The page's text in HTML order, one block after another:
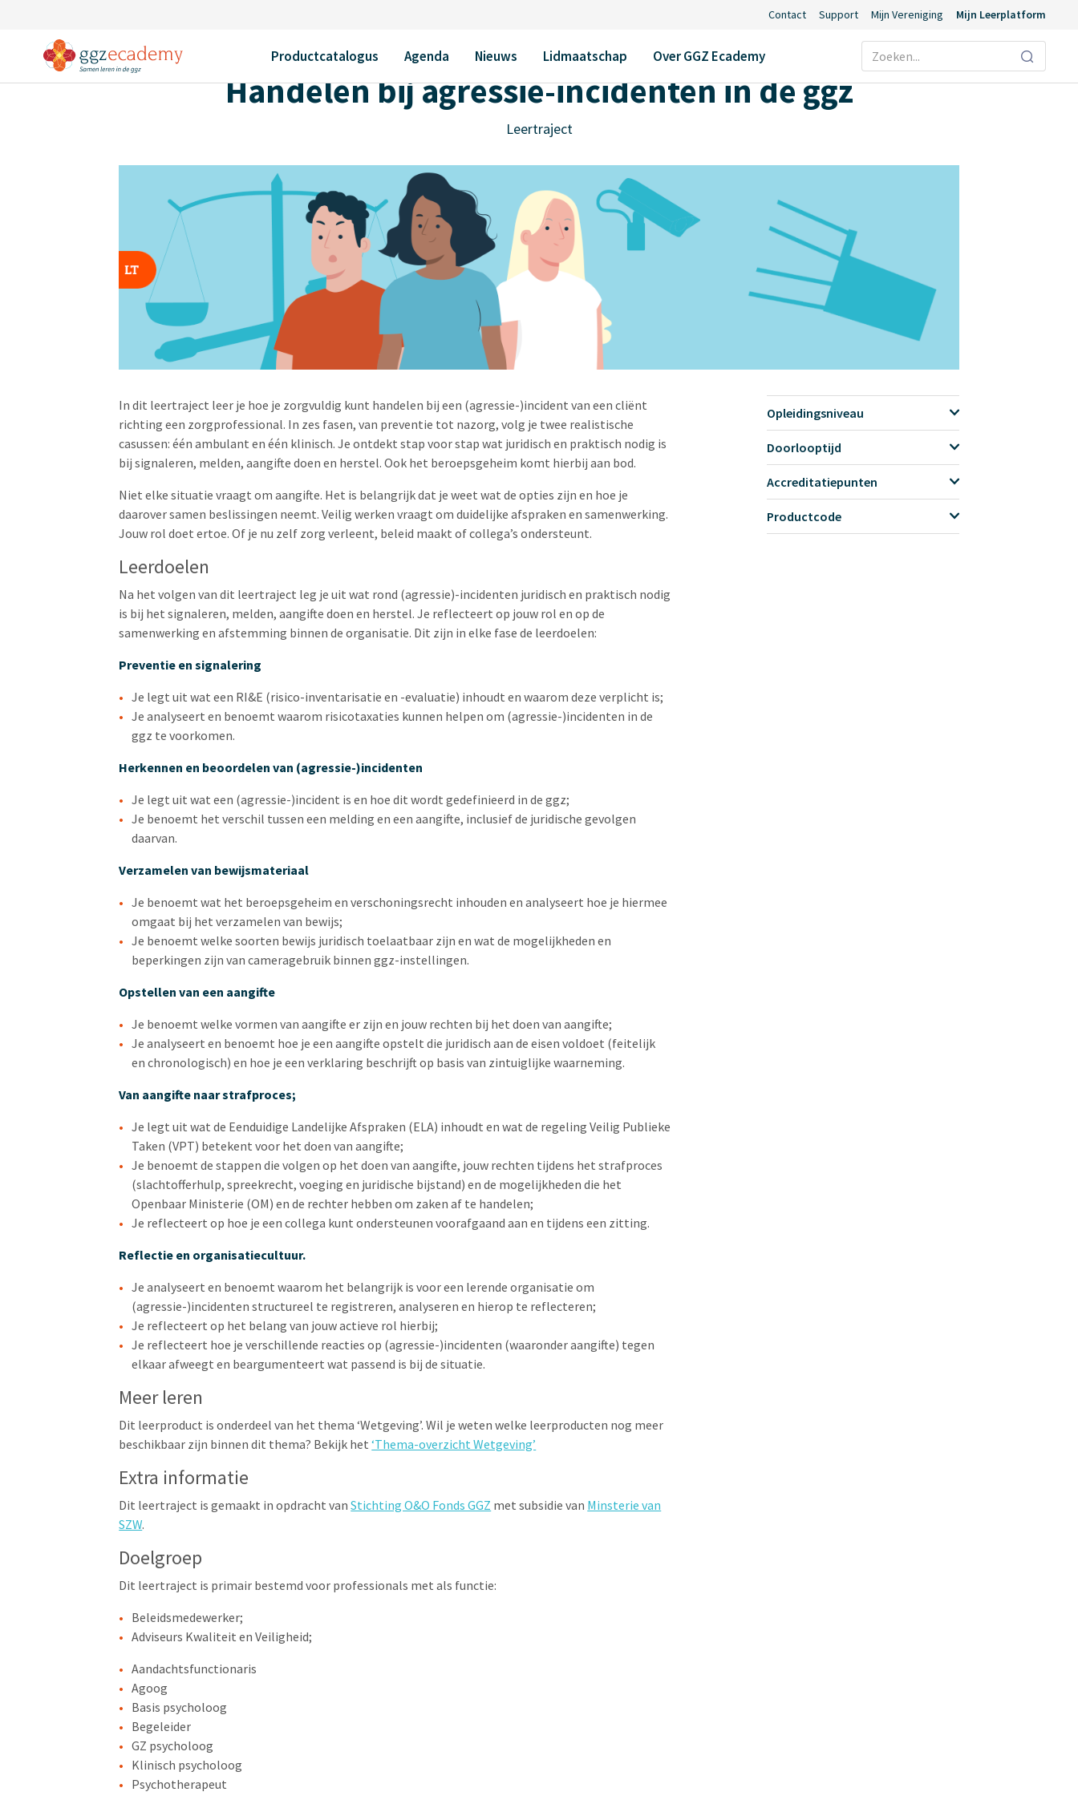
Contact Support Mijn Vereniging Mijn Leerplatform
Productcatalogus Agenda Nieuws Lidmaatschap Over GGZ Ecademy
Terug
Handelen bij agressie-incidenten in de ggz
Leertraject
In dit leertraject leer je hoe je zorgvuldig kunt handelen bij een (agressie-)incident van een cliënt
richting een zorgprofessional. In zes fasen, van preventie tot nazorg, volg je twee realistische
casussen: één ambulant en één klinisch. Je ontdekt stap voor stap wat juridisch en praktisch nodig is
bij signaleren, melden, aangifte doen en herstel. Ook het beroepsgeheim komt hierbij aan bod.
Niet elke situatie vraagt om aangifte. Het is belangrijk dat je weet wat de opties zijn en hoe je
daarover samen beslissingen neemt. Veilig werken vraagt om duidelijke afspraken en samenwerking.
Jouw rol doet ertoe. Of je nu zelf zorg verleent, beleid maakt of collega’s ondersteunt.
Leerdoelen
Na het volgen van dit leertraject leg je uit wat rond (agressie)-incidenten juridisch en praktisch nodig
is bij het signaleren, melden, aangifte doen en herstel. Je reflecteert op jouw rol en op de
samenwerking en afstemming binnen de organisatie. Dit zijn in elke fase de leerdoelen:
Preventie en signalering
Je legt uit wat een RI&E (risico-inventarisatie en -evaluatie) inhoudt en waarom deze verplicht is;
Je analyseert en benoemt waarom risicotaxaties kunnen helpen om (agressie-)incidenten in de
ggz te voorkomen.
Herkennen en beoordelen van (agressie-)incidenten
Je legt uit wat een (agressie-)incident is en hoe dit wordt gedefinieerd in de ggz;
Je benoemt het verschil tussen een melding en een aangifte, inclusief de juridische gevolgen
daarvan.
Verzamelen van bewijsmateriaal
Je benoemt wat het beroepsgeheim en verschoningsrecht inhouden en analyseert hoe je hiermee
omgaat bij het verzamelen van bewijs;
Je benoemt welke soorten bewijs juridisch toelaatbaar zijn en wat de mogelijkheden en
beperkingen zijn van cameragebruik binnen ggz-instellingen.
Opstellen van een aangifte
Je benoemt welke vormen van aangifte er zijn en jouw rechten bij het doen van aangifte;
Je analyseert en benoemt hoe je een aangifte opstelt die juridisch aan de eisen voldoet (feitelijk
en chronologisch) en hoe je een verklaring beschrijft op basis van zintuiglijke waarneming.
Van aangifte naar strafproces;
Je legt uit wat de Eenduidige Landelijke Afspraken (ELA) inhoudt en wat de regeling Veilig Publieke
Taken (VPT) betekent voor het doen van aangifte;
Je benoemt de stappen die volgen op het doen van aangifte, jouw rechten tijdens het strafproces
(slachtofferhulp, spreekrecht, voeging en juridische bijstand) en de mogelijkheden die het
Openbaar Ministerie (OM) en de rechter hebben om zaken af te handelen;
Je reflecteert op hoe je een collega kunt ondersteunen voorafgaand aan en tijdens een zitting.
Reflectie en organisatiecultuur.
Je analyseert en benoemt waarom het belangrijk is voor een lerende organisatie om
(agressie-)incidenten structureel te registreren, analyseren en hierop te reflecteren;
Je reflecteert op het belang van jouw actieve rol hierbij;
Je reflecteert hoe je verschillende reacties op (agressie-)incidenten (waaronder aangifte) tegen
elkaar afweegt en beargumenteert wat passend is bij de situatie.
Meer leren
Dit leerproduct is onderdeel van het thema ‘Wetgeving’. Wil je weten welke leerproducten nog meer
beschikbaar zijn binnen dit thema? Bekijk het‘Thema-overzicht Wetgeving’
Extra informatie
Dit leertraject is gemaakt in opdracht vanStichting O&O Fonds GGZ met subsidie van Minsterie van
SZW.
Doelgroep
Dit leertraject is primair bestemd voor professionals met als functie:
Beleidsmedewerker;
Adviseurs Kwaliteit en Veiligheid;
Aandachtsfunctionaris
Agoog
Basis psycholoog
Begeleider
GZ psycholoog
Klinisch psycholoog
Psychotherapeut
Opleidingsniveau
Doorlooptijd
Accreditatiepunten
Productcode